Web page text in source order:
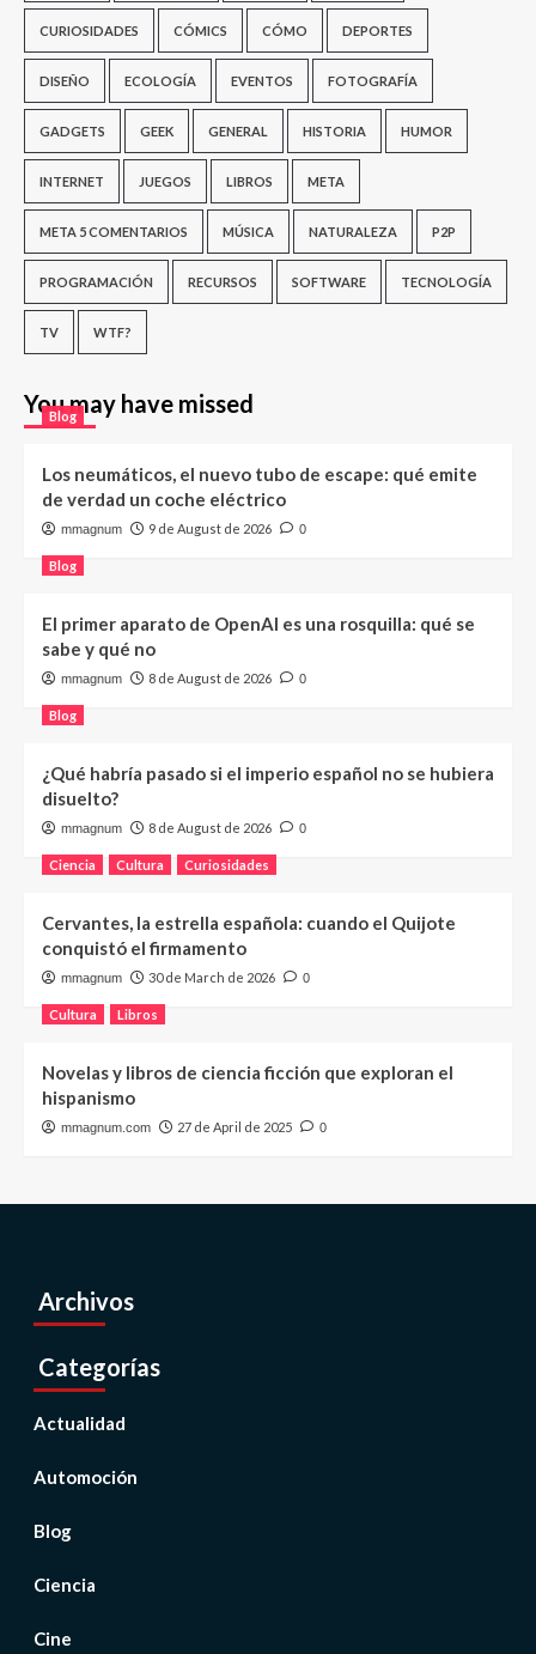
CURIOSIDADES CÓMICS CÓMO DEPORTES
DISEÑO ECOLOGÍA EVENTOS FOTOGRAFÍA
GADGETS GEEK GENERAL HISTORIA HUMOR
INTERNET JUEGOS LIBROS META
META 5 COMENTARIOS MÚSICA NATURALEZA P2P
PROGRAMACIÓN RECURSOS SOFTWARE TECNOLOGÍA
TV WTF?
You may have missed
Blog
Los neumáticos, el nuevo tubo de escape: qué emite
de verdad un coche eléctrico
mmagnum 9 de August de 2026 0
Blog
El primer aparato de OpenAI es una rosquilla: qué se
sabe y qué no
mmagnum 8 de August de 2026 0
Blog
¿Qué habría pasado si el imperio español no se hubiera
disuelto?
mmagnum 8 de August de 2026 0
Ciencia Cultura Curiosidades
Cervantes, la estrella española: cuando el Quijote
conquistó el firmamento
mmagnum 30 de March de 2026 0
Cultura Libros
Novelas y libros de ciencia ficción que exploran el
hispanismo
mmagnum.com 27 de April de 2025 0
Archivos
Categorías
Actualidad
Automoción
Blog
Ciencia
Cine